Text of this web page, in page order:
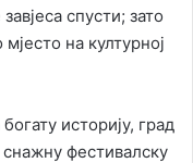
спусти; зато
на културној
историју, град
фестивалску